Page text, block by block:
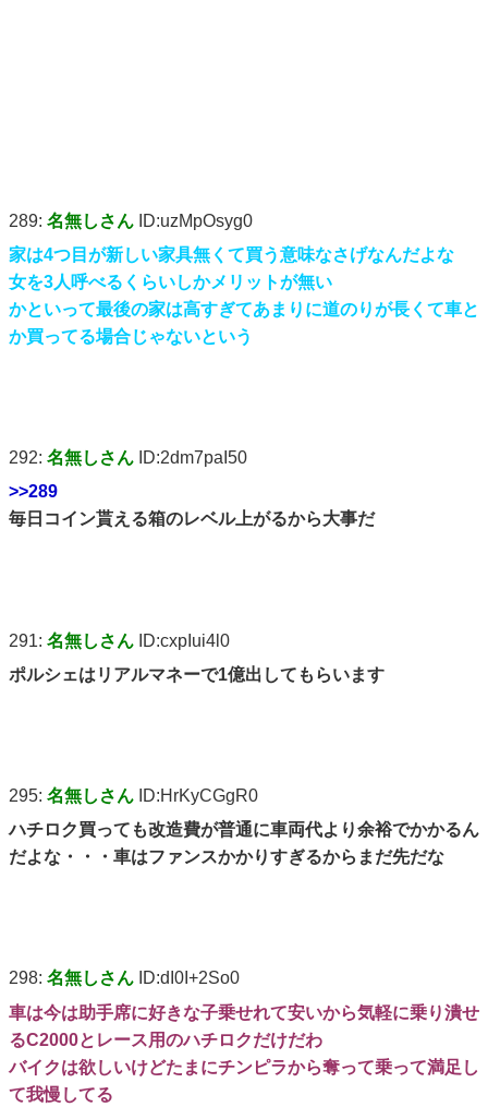
289: 名無しさん ID:uzMpOsyg0
家は4つ目が新しい家具無くて買う意味なさげなんだよな
女を3人呼べるくらいしかメリットが無い
かといって最後の家は高すぎてあまりに道のりが長くて車と
か買ってる場合じゃないという
292: 名無しさん ID:2dm7paI50
>>289
毎日コイン貰える箱のレベル上がるから大事だ
291: 名無しさん ID:cxpIui4l0
ポルシェはリアルマネーで1億出してもらいます
295: 名無しさん ID:HrKyCGgR0
ハチロク買っても改造費が普通に車両代より余裕でかかるん
だよな・・・車はファンスかかりすぎるからまだ先だな
298: 名無しさん ID:dI0I+2So0
車は今は助手席に好きな子乗せれて安いから気軽に乗り潰せ
るC2000とレース用のハチロクだけだわ
バイクは欲しいけどたまにチンピラから奪って乗って満足し
て我慢してる